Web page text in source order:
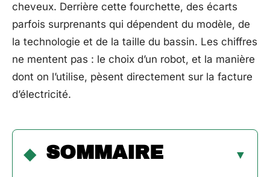
cheveux. Derrière cette fourchette, des écarts
parfois surprenants qui dépendent du modèle, de
la technologie et de la taille du bassin. Les chiffres
ne mentent pas : le choix d’un robot, et la manière
dont on l’utilise, pèsent directement sur la facture
d’électricité.
SOMMAIRE